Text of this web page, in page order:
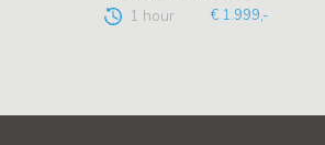
1 hour € 1.999,-